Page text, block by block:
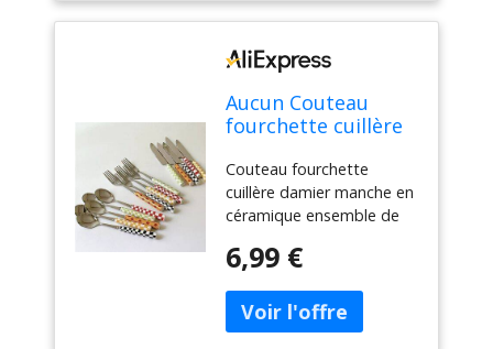
Aucun Couteau
fourchette cuillère
céramique
ensemble de
couverts vaisselle
occidentale
fourchette à
Dessert couteau
cuillère 3
pièces/ensemble
Couteau fourchette
cuillère damier manche en
céramique ensemble de
occidentale fourchette à
pièces/ensemble
6,99 €